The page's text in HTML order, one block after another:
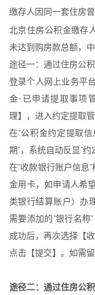
缴存人因同一套住房
北京住房公积金缴存
未达到购房款总额，
途径一：通过住房公
登录个人网上业务平
金-已申请提取事项
理】，进入约定提取管
在“公积金约定提取信
期”，系统自动反显“约
在“收款银行账户信息
金用卡，如申请人希
类银行结算账户）办
需要添加的“银行名称
成功后，再次选择【
点击【提交】。如需
途径二：通过住房公